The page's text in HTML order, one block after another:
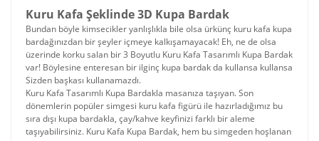
Kuru Kafa Şeklinde 3D Kupa Bardak
Bundan böyle kimsecikler yanlışlıkla bile olsa ürkünç kuru kafa kupa
bardağınızdan bir şeyler içmeye kalkışamayacak! Eh, ne de olsa
üzerinde korku salan bir 3 Boyutlu Kuru Kafa Tasarımlı Kupa Bardak
var! Böylesine enteresan bir ilginç kupa bardak da kullansa kullansa
Sizden başkası kullanamazdı.
Kuru Kafa Tasarımlı Kupa Bardakla masanıza taşıyan. Son
dönemlerin popüler simgesi kuru kafa figürü ile hazırladığımız bu
sıra dışı kupa bardakla, çay/kahve keyfinizi farklı bir aleme
taşıyabilirsiniz. Kuru Kafa Kupa Bardak, hem bu simgeden hoşlanan